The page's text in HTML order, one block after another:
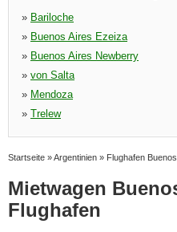
» Bariloche
» Buenos Aires Ezeiza
» Buenos Aires Newberry
» von Salta
» Mendoza
» Trelew
Startseite »Argentinien » Flughafen
Mietwagen
Flughafen